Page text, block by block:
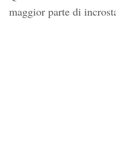
maggior parte di